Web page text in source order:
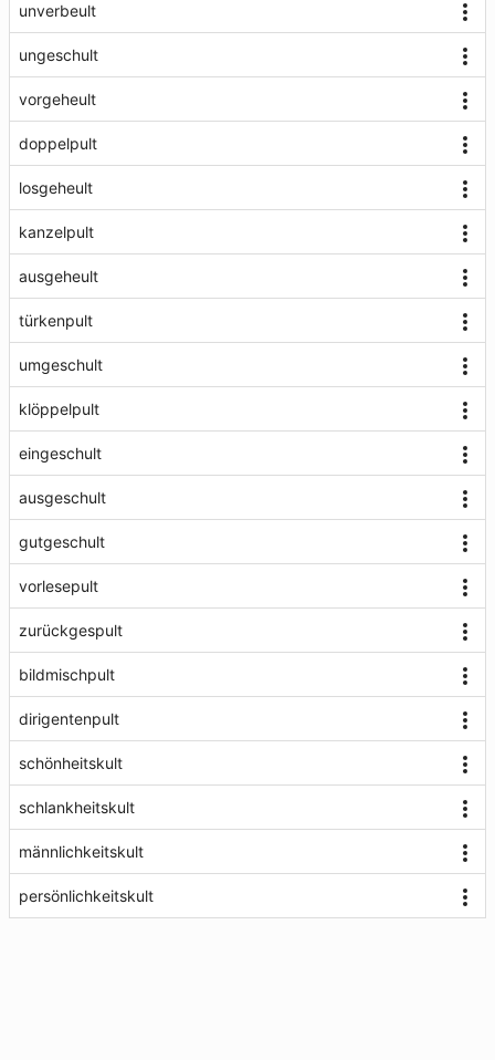
unverbeult
ungeschult
vorgeheult
doppelpult
losgeheult
kanzelpult
ausgeheult
türkenpult
umgeschult
klöppelpult
eingeschult
ausgeschult
gutgeschult
vorlesepult
zurückgespult
bildmischpult
dirigentenpult
schönheitskult
schlankheitskult
männlichkeitskult
persönlichkeitskult